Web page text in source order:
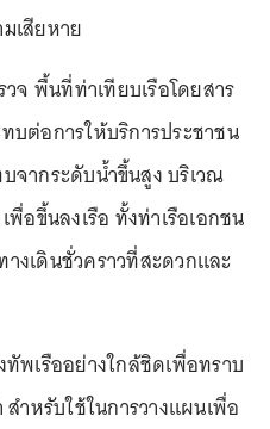
เสียหาย
จ พื้นที่ท่าเทียบเรือโดยสาร
ต่อการให้บริการประชาชน
จากระดับน้ำขึ้นสูง บริเวณ
อขึ้นลงเรือ ทั้งท่าเรือเอกชน
งเดินชั่วคราวที่สะดวกและ
พเรืออย่างใกล้ชิดเพื่อทราบ
ำหรับใช้ในการวางแผนเพื่อ